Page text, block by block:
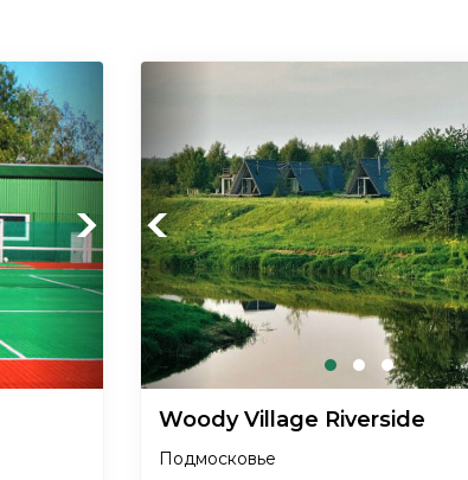
Next Previous
Woody Village Riverside
Подмосковье